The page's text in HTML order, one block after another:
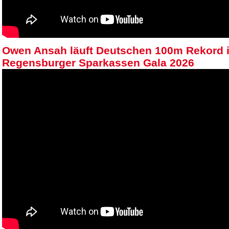
Owen Ansah läuft Deutschen 100m Rekord
Regensburger Sparkassen Gala 2026